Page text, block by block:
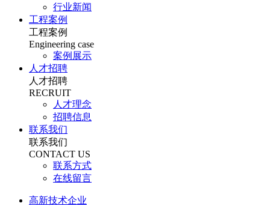
行业新闻
工程案例
工程案例
Engineering case
案例展示
人才招聘
人才招聘
RECRUIT
人才理念
招聘信息
联系我们
联系我们
CONTACT US
联系方式
在线留言
高新技术企业